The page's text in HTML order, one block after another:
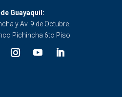
Guayaquil:
y Av. 9 de Octubre.
Pichincha 6to Piso